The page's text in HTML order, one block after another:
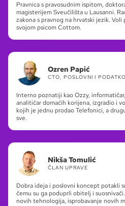
Pravnica s pravosudnim ispitom,
magisterijem Sveučilišta u Lausanni.
zakona s pravnog na hrvatski jezik.
svojom psicom Cottom.
Ozren Papić
CTO, POSLOVNI I
Interno poznatiji kao Ozzy,
analitičar domaćih korijena, izgradio i
kojih je jednu prodao Telefonici, a
sve.
Nikša Tomulić
ČLAN UPRAVE
Dobra ideja i poslovni koncept potakli
čemu su ga poduprli obitelj i
novih tehnologija, isprobavanje novih